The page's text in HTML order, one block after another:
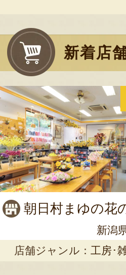
新着店
朝日村まゆの花
新潟
店舗ジャンル： 工房･